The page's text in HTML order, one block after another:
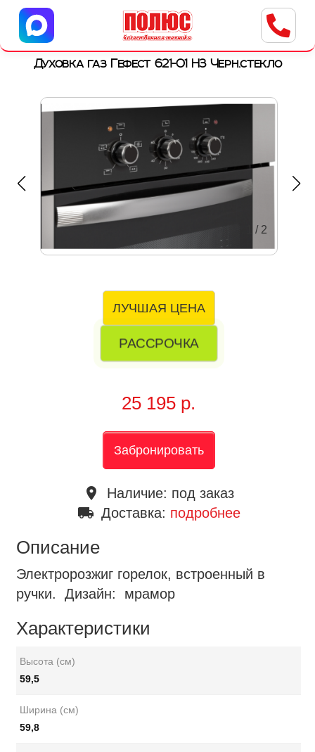
Центр бытовой техники
г. Ульяновск, ул. Пушкарева, 8a
Духовка газ Гефест 621-01 Н3 Черн.стекло
/ 2
ЛУЧШАЯ ЦЕНА
РАССРОЧКА
25 195 р.
Забронировать
place Наличие: под заказ
local_shipping Доставка: подробнее
Описание
Электророзжиг горелок, встроенный в
ручки. Дизайн: мрамор
Характеристики
Высота (см)
59,5
Ширина (см)
59,8